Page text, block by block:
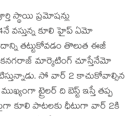
స్థాయి ప్రమోషన్లు
వస్తున్న కూలి హైప్ ఏమో
తట్టుకోవడం తొలుత ఈజీ
కనగరాజ్ మార్కెటింగ్ చూస్తేనేమో
సో వార్ 2 కాచుకోవాల్సిన
ట్రైలర్ ది బెస్ట్ ఇస్తే తప్ప
కూలి పాటలకు ధీటుగా వార్ 2కి